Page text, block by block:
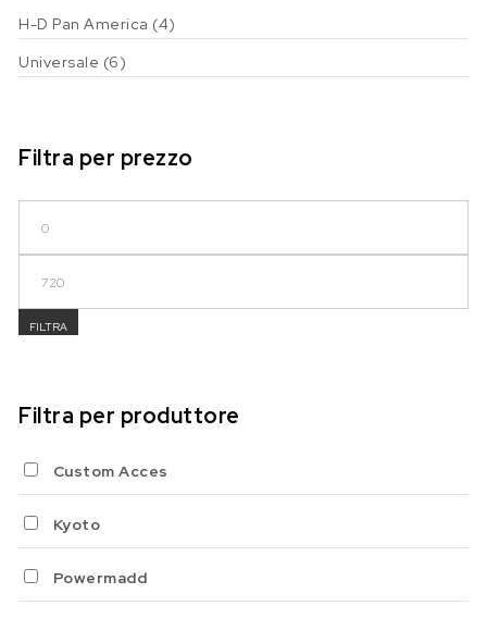
H-D Pan America (4)
Universale (6)
Filtra per prezzo
FILTRA
Filtra per produttore
Custom Acces
Kyoto
Powermadd